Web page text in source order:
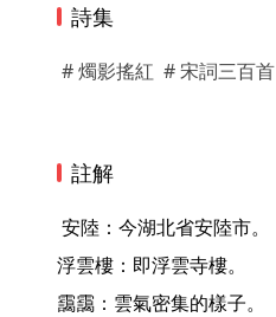
詩集
# 燭影搖紅 # 宋詞三百首
註解
浮雲樓：即浮雲寺樓。
靄靄：雲氣密集的樣子。